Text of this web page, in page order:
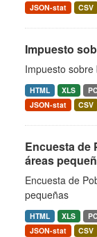
JSON-stat
CSV
Impuesto
Impuesto
HTML XLS
JSON-stat
CSV
Encuesta de
áreas
Encuesta de
pequeñas
HTML XLS
JSON-stat
CSV